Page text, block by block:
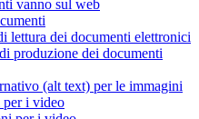
vanno sul web
lettura dei documenti elettronici
produzione dei documenti
(alt text) per le immagini
i video